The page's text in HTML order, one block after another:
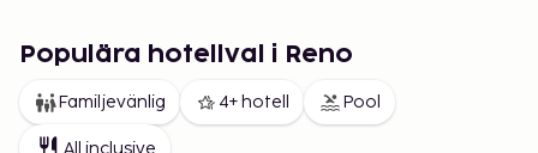
Populära hotellval i Reno
Familjevänlig 4+ hotell Pool
All inclusive